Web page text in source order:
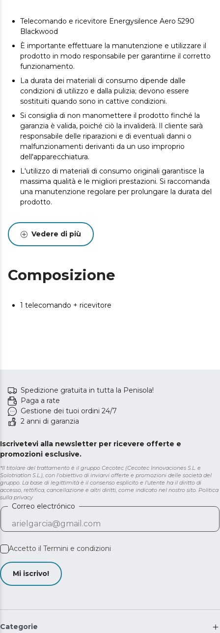
Telecomando e ricevitore Energysilence Aero 5290
Blackwood
È importante effettuare la manutenzione e utilizzare il
prodotto in modo responsabile per garantirne il corretto
funzionamento.
La durata dei materiali di consumo dipende dalle
condizioni di utilizzo e dalla pulizia; devono essere
sostituiti quando sono in cattive condizioni.
Si consiglia di non manomettere il prodotto finché la
garanzia è valida, poiché ciò la invaliderà. Il cliente sarà
responsabile delle riparazioni e di eventuali danni o
malfunzionamenti derivanti da un uso improprio
dell'apparecchiatura.
L'utilizzo di materiali di consumo originali garantisce la
massima qualità e le migliori prestazioni. Si raccomanda
una manutenzione regolare per prolungare la durata del
prodotto.
Vedere di più
Composizione
1 telecomando + ricevitore
Spedizione gratuita in tutta la Penisola!
Paga a rate
Gestione dei tuoi ordini 24/7
2 anni di garanzia
Iscrivetevi alla newsletter per ricevere offerte e
promozioni esclusive.
*Il titolare del trattamento è il gruppo Cecotec (Cecotec Innovaciones S.L. e
Solotriatlon S.L.), con l'obiettivo di inviarvi offerte e promozioni delle società del
gruppo. La base di legittimità è il consenso esplicito e l'utente ha il diritto di
accesso, rettifica, cancellazione e altri diritti, come indicato nel nostro sito. Politica
sulla privacy
Correo electrónico
Accetto il Termini e condizioni
Mi iscrivo!
Categorie